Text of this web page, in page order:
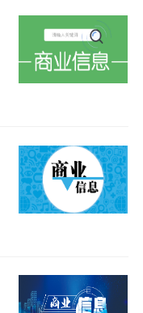
康复科住院期
疗项目，实行
费，限额标准
级医院105元/
xt/2022-